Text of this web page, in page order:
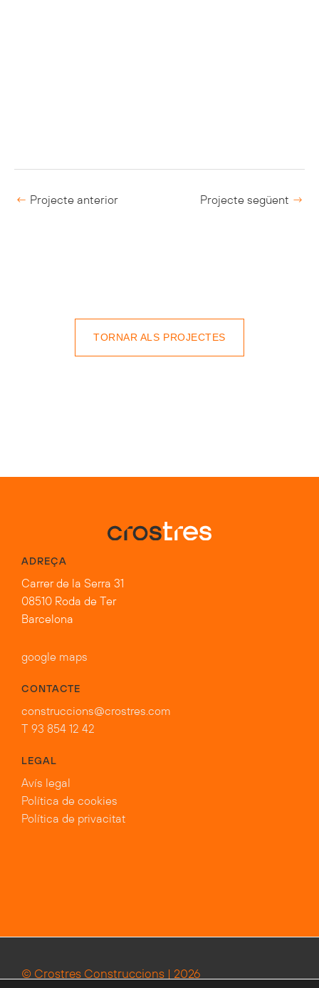
← Projecte anterior Projecte següent →
TORNAR ALS PROJECTES
ADREÇA
Carrer de la Serra 31
08510 Roda de Ter
Barcelona
google maps
CONTACTE
construccions@crostres.com
T 93 854 12 42
LEGAL
Avís legal
Política de cookies
Política de privacitat
© Crostres Construccions | 2026